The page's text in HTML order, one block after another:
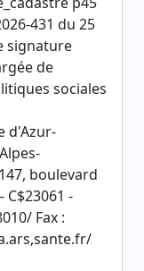
431 du 25
signature
de
sociales
d'Azur-
boulevard
-
Fax :